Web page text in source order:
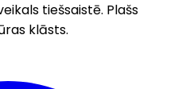
tiešsaistē. Plašs
klāsts.